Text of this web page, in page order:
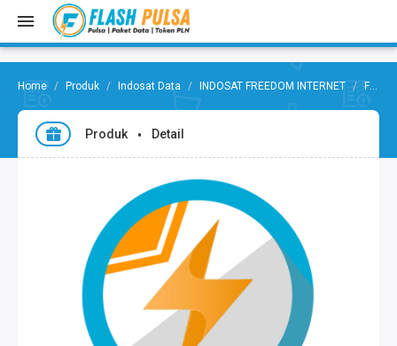
Produk Indosat Data INDOSAT FREEDOM INTERNET Freedom Internet 9Gb,24Jam/30Hr
Produk Detail